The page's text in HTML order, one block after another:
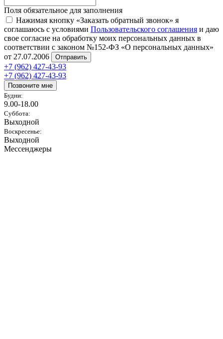
Поля обязательное для заполнения
Нажимая кнопку «Заказать обратный звонок» я
соглашаюсь с условиями Пользовательского соглашения и даю
свое согласие на обработку моих персональных данных в
соответствии с законом №152-ФЗ «О персональных данных»
от 27.07.2006
Отправить
+7 (962) 427-43-93
+7 (962) 427-43-93
Позвоните мне
Будни:
9.00-18.00
Суббота:
Выходной
Воскресенье:
Выходной
Мессенджеры